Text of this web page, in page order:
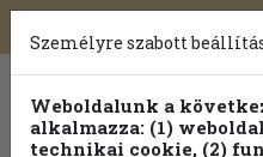
Toggle
navigation
Személyre szabott
Weboldalunk a
alkalmazza: (1)
technikai cookie, (2)